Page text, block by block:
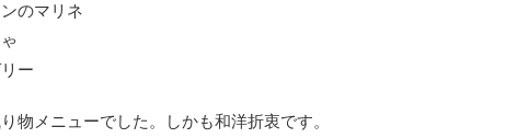
のマリネ
ー
物メニューでした。しかも和洋折衷です。